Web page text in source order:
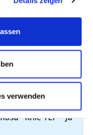
verwenden
In
Kooperation.
Ja
Rosa - Knie-TEP Ja